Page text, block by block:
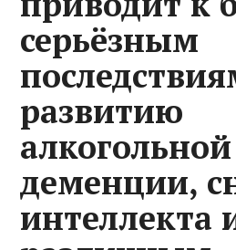
серьёзным
развитию
алкогольной
деменции,
интеллекта